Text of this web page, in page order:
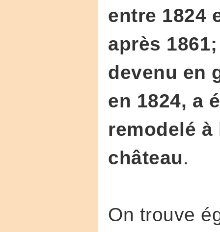
entre 1824
après
devenu en
en 1824, a
remodelé
château.
On trouve